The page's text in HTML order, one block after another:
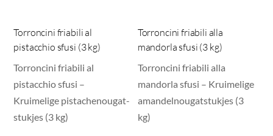
Torroncini friabili al
pistacchio sfusi (3 kg)
Torroncini friabili al
pistacchio sfusi –
Kruimelige pistachenougat-
stukjes (3 kg)
Torroncini friabili alla
mandorla sfusi (3 kg)
Torroncini friabili alla
mandorla sfusi – Kruimelige
amandelnougatstukjes (3
kg)